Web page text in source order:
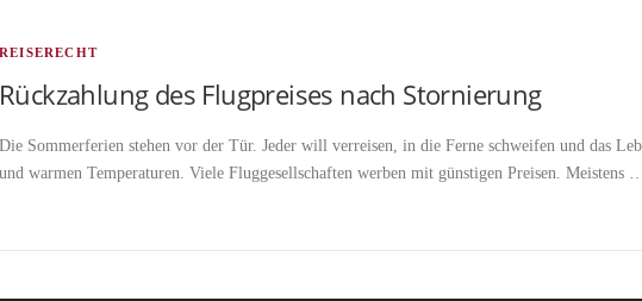
REISERECHT
Rückzahlung des Flugpreises nach Stornierung
Die Sommerferien stehen vor der Tür. Jeder will verreisen, in die Ferne schweifen und das
und warmen Temperaturen. Viele Fluggesellschaften werben mit günstigen Preisen. Meistens